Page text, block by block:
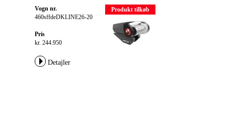
Vogn nr.
460sffdeDKLINE26-20
Pris
kr. 244.950
Detajler
Produkt tilkøb